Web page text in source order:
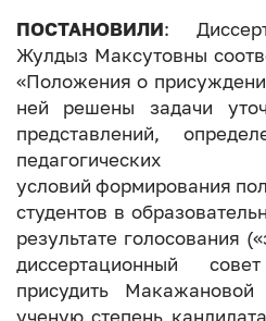
ПОСТАНОВИЛИ:
Жулдыз Максутовны
«Положения о
ней решены задачи
представлений,
педагогических
условий формирования
студентов в
результате голосования
диссертационный
присудить